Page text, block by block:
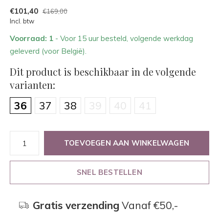
€101,40 €169,00
Incl. btw
Voorraad: 1 - Voor 15 uur besteld, volgende werkdag
geleverd (voor België).
Dit product is beschikbaar in de volgende
varianten:
36 37 38 39 40 41
TOEVOEGEN AAN WINKELWAGEN
SNEL BESTELLEN
Gratis verzending Vanaf €50,-